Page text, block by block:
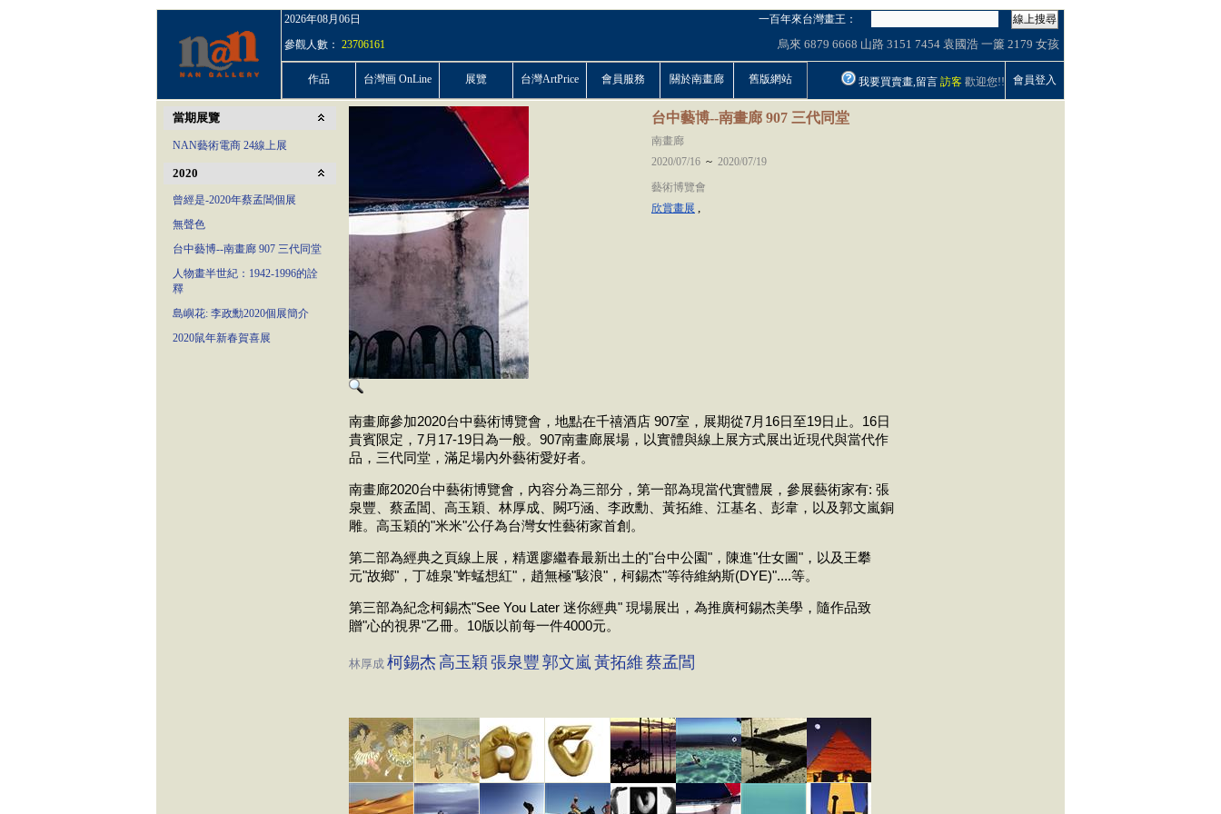
2026年08月06日 一百年來台灣畫王：
線上搜尋
參觀人數： 23706161 烏來 6879 6668 山路 3151 7454 袁國浩 一簾 2179 女孩
作品 台灣画 OnLine 展覽 台灣ArtPrice 會員服務 關於南畫廊 舊版網站 我要買賣畫,留言 訪客 歡迎您!! 會員登入
當期展覽
NAN藝術電商 24線上展
2020
曾經是-2020年蔡孟閶個展
無聲色
台中藝博--南畫廊 907 三代同堂
人物畫半世紀：1942-1996的詮
釋
島嶼花: 李政勳2020個展簡介
2020鼠年新春賀喜展
台中藝博--南畫廊 907 三代同堂
南畫廊
2020/07/16 ~ 2020/07/19
藝術博覽會
欣賞畫展 ,
南畫廊參加2020台中藝術博覽會，地點在千禧酒店 907室，展期從7月16日至19日止。16日
貴賓限定，7月17-19日為一般。907南畫廊展場，以實體與線上展方式展出近現代與當代作
品，三代同堂，滿足場內外藝術愛好者。
南畫廊2020台中藝術博覽會，內容分為三部分，第一部為現當代實體展，參展藝術家有: 張
泉豐、蔡孟閶、高玉穎、林厚成、闕巧涵、李政勳、黃拓維、江基名、彭韋，以及郭文嵐銅
雕。高玉穎的"米米"公仔為台灣女性藝術家首創。
第二部為經典之頁線上展，精選廖繼春最新出土的"台中公園"，陳進"仕女圖"，以及王攀
元"故鄉"，丁雄泉"蚱蜢想紅"，趙無極"駭浪"，柯錫杰"等待維納斯(DYE)"....等。
第三部為紀念柯錫杰"See You Later 迷你經典" 現場展出，為推廣柯錫杰美學，隨作品致
贈"心的視界"乙冊。10版以前每一件4000元。
林厚成 柯錫杰 高玉穎 張泉豐 郭文嵐 黃拓維 蔡孟閶